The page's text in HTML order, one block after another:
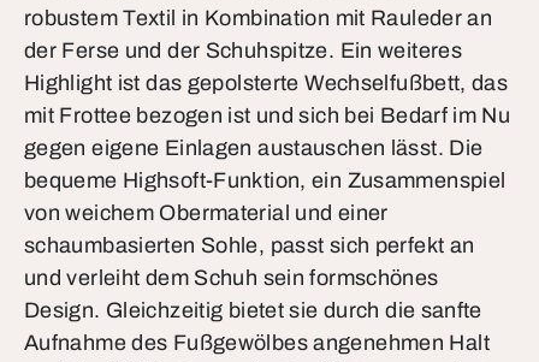
robustem Textil in Kombination mit Rauleder an
der Ferse und der Schuhspitze. Ein weiteres
Highlight ist das gepolsterte Wechselfußbett, das
mit Frottee bezogen ist und sich bei Bedarf im Nu
gegen eigene Einlagen austauschen lässt. Die
bequeme Highsoft-Funktion, ein Zusammenspiel
von weichem Obermaterial und einer
schaumbasierten Sohle, passt sich perfekt an
und verleiht dem Schuh sein formschönes
Design. Gleichzeitig bietet sie durch die sanfte
Aufnahme des Fußgewölbes angenehmen Halt